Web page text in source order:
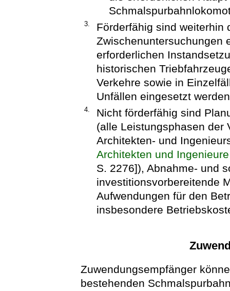
3.
Förderfähig sind weiterhin
Zwischenuntersuchungen
erforderlichen
historischen
Verkehre sowie in
Unfällen eingesetzt
4.
Nicht förderfähig sind
(alle Leistungsphasen der
Architekten- und
Architekten und Ingenieure
S. 2276]), Abnahme- und
investitionsvorbereitende
Aufwendungen für den
insbesondere
Zuwendungsempfänger
bestehenden